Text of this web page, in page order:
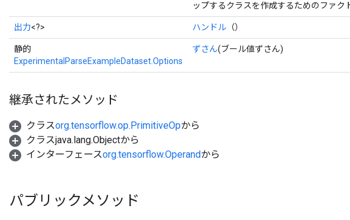
ップするクラスを作成するためのファク
出力<?> ハンドル （）
静的
ExperimentalParseExampleDataset.Options
ずさん(ブール値ずさん)
継承されたメソッド
クラスorg.tensorflow.op.PrimitiveOpから
クラスjava.lang.Objectから
インターフェースorg.tensorflow.Operandから
パブリックメソッド